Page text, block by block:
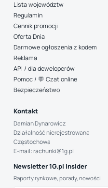
Lista województw
Regulamin
Cennik promocji
Oferta Dnia
Darmowe ogłoszenia z kodem
Reklama
API / dla deweloperów
Pomoc / 💬 Czat online
Bezpieczeństwo
Kontakt
Damian Dynarowicz
Działalność nierejestrowana
Częstochowa
E-mail: rachunki@1g.pl
Newsletter 1G.pl Insider
Raporty rynkowe, porady, nowości.